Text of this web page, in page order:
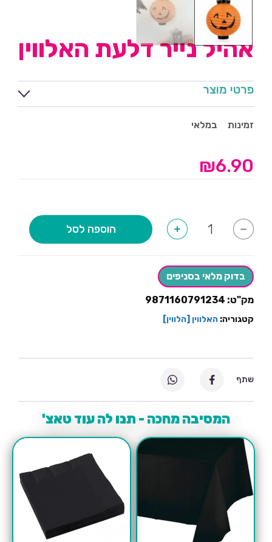
אהיל נייר דלעת האלווין
פרטי מוצר
זמינות במלאי
₪6.90
-
של
האלווין
+ הוספה לסל
בדוק מלאי בסניפים
מק"ט: 9871160791234
קטגוריה: האלווין [הלווין]
המסיבה מחכה - תנו לה עוד טאצ'
שתף